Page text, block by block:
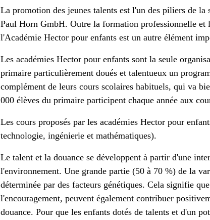
La promotion des jeunes talents est l'un des piliers de la
Paul Horn GmbH. Outre la formation professionnelle et
l'Académie Hector pour enfants est un autre élément
Les académies Hector pour enfants sont la seule
primaire particulièrement doués et talentueux un
complément de leurs cours scolaires habituels, qui va
000 élèves du primaire participent chaque année aux
Les cours proposés par les académies Hector pour
technologie, ingénierie et mathématiques).
Le talent et la douance se développent à partir d'une
l'environnement. Une grande partie (50 à 70 %) de la
déterminée par des facteurs génétiques. Cela signifie
l'encouragement, peuvent également contribuer
douance. Pour que les enfants dotés de talents et d'un